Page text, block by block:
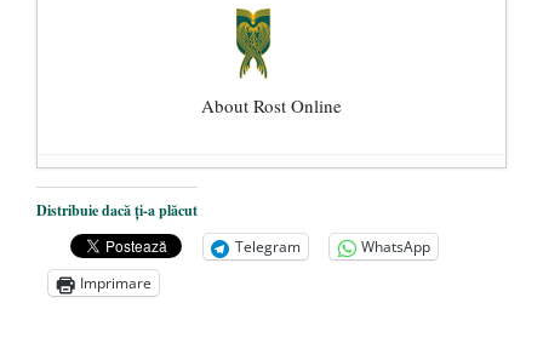
About Rost Online
Dezvăluiri cutremurătoare despre
președintele Ucrainei, Volodymyr
Zelensky
- 13 mai 2026
Statul care servește Națiunea
Distribuie dacă ți-a plăcut
Telegram
WhatsApp
Imprimare